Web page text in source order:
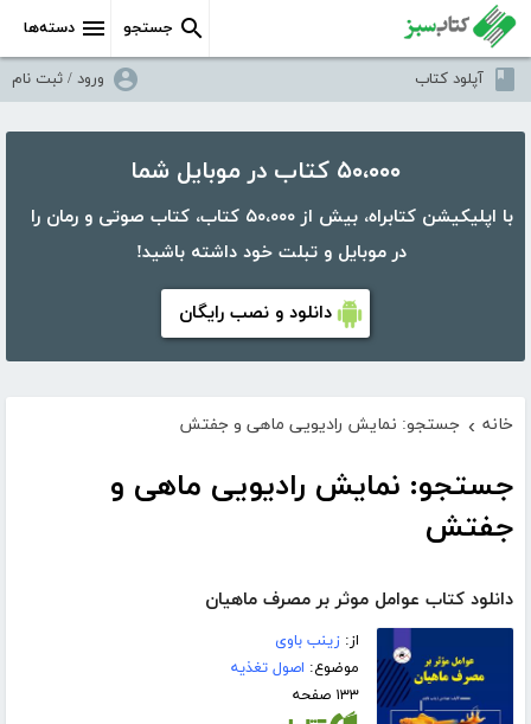
دسته‌ها جستجو
آپلود کتاب ورود / ثبت نام
۵۰،۰۰۰ کتاب در موبایل شما
با اپلیکیشن کتابراه، بیش از ۵۰،۰۰۰ کتاب، کتاب صوتی و رمان را
در موبایل و تبلت خود داشته باشید!
دانلود و نصب رایگان
خانه › جستجو: نمایش رادیویی ماهی و جفتش
جستجو: نمایش رادیویی ماهی و
جفتش
دانلود کتاب عوامل موثر بر مصرف ماهیان
از:زینب باوی
موضوع: اصول تغذیه
۱۳۳ صفحه